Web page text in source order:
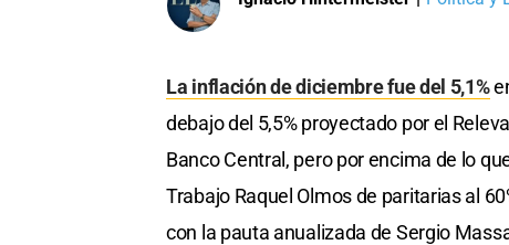
La inflación de diciembre fue del 5,1%
debajo del 5,5% proyectado por el
Banco Central, pero por encima de lo
Trabajo Raquel Olmos de paritarias al
con la pauta anualizada de Sergio